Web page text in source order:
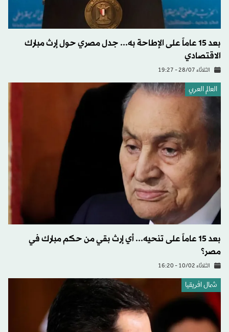
بعد 15 عاماً على الإطاحة به... جدل مصري حول إرث مبارك
الاقتصادي
الثلاثاء 28/07 - 19:27
العالم العربي
بعد 15 عاماً على تنحيه... أي إرث بقي من حكم مبارك في
مصر؟
الثلاثاء 10/02 - 16:20
شمال افريقيا